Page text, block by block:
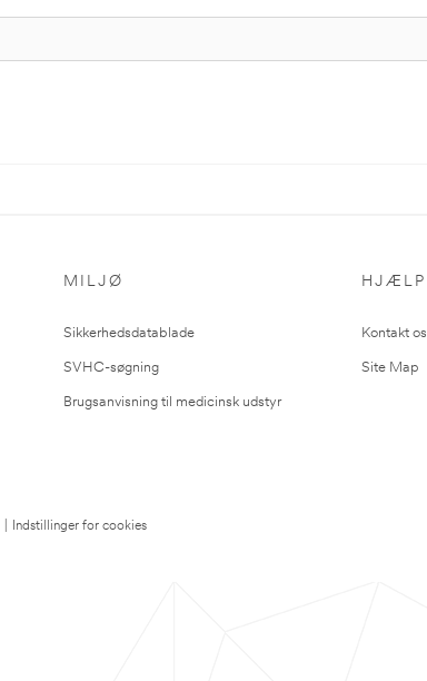
MILJØ
Sikkerhedsdatablade
SVHC-søgning
Brugsanvisning til medicinsk udstyr
HJÆLP
Kontakt os
Site Map
Indstillinger for cookies